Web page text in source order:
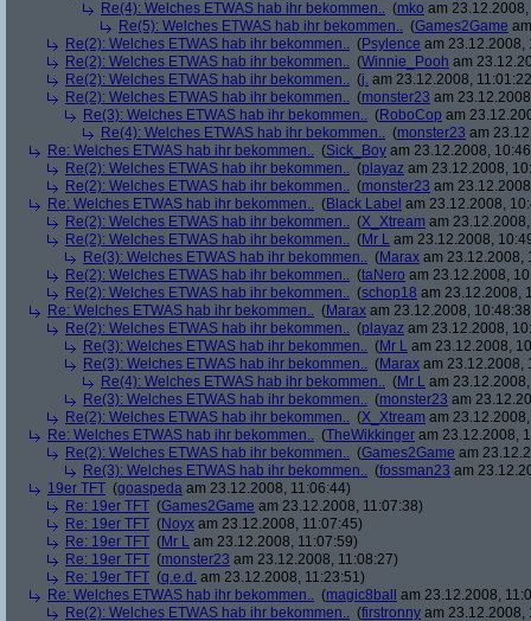
Re(4): Welches ETWAS hab ihr bekommen.. (mko am
Re(5): Welches ETWAS hab ihr bekommen.. (Games2Game
Re(2): Welches ETWAS hab ihr bekommen.. (Psylence am 23.12.2008,
Re(2): Welches ETWAS hab ihr bekommen.. (Winnie_Pooh am
Re(2): Welches ETWAS hab ihr bekommen.. (j. am 23.12.2008,
Re(2): Welches ETWAS hab ihr bekommen.. (monster23 am
Re(3): Welches ETWAS hab ihr bekommen.. (RoboCop am
Re(4): Welches ETWAS hab ihr bekommen.. (monster23 am
Re: Welches ETWAS hab ihr bekommen.. (Sick_Boy am 23.12.2008,
Re(2): Welches ETWAS hab ihr bekommen.. (playaz am 23.12.2008,
Re(2): Welches ETWAS hab ihr bekommen.. (monster23 am
Re: Welches ETWAS hab ihr bekommen.. (Black Label am 23.12.2008,
Re(2): Welches ETWAS hab ihr bekommen.. (X_Xtream am
Re(2): Welches ETWAS hab ihr bekommen.. (Mr L am 23.12.2008,
Re(3): Welches ETWAS hab ihr bekommen.. (Marax am 23.12.2008,
Re(2): Welches ETWAS hab ihr bekommen.. (taNero am 23.12.2008,
Re(2): Welches ETWAS hab ihr bekommen.. (schop18 am 23.12.2008,
Re: Welches ETWAS hab ihr bekommen.. (Marax am 23.12.2008,
Re(2): Welches ETWAS hab ihr bekommen.. (playaz am 23.12.2008,
Re(3): Welches ETWAS hab ihr bekommen.. (Mr L am 23.12.2008,
Re(3): Welches ETWAS hab ihr bekommen.. (Marax am 23.12.2008,
Re(4): Welches ETWAS hab ihr bekommen.. (Mr L am
Re(3): Welches ETWAS hab ihr bekommen.. (monster23 am
Re(2): Welches ETWAS hab ihr bekommen.. (X_Xtream am
Re: Welches ETWAS hab ihr bekommen.. (TheWikkinger am 23.12.2008,
Re(2): Welches ETWAS hab ihr bekommen.. (Games2Game am
Re(3): Welches ETWAS hab ihr bekommen.. (fossman23 am
19er TFT (goaspeda am 23.12.2008, 11:06:44)
Re: 19er TFT (Games2Game am 23.12.2008, 11:07:38)
Re: 19er TFT (Noyx am 23.12.2008, 11:07:45)
Re: 19er TFT (Mr L am 23.12.2008, 11:07:59)
Re: 19er TFT (monster23 am 23.12.2008, 11:08:27)
Re: 19er TFT (q.e.d. am 23.12.2008, 11:23:51)
Re: Welches ETWAS hab ihr bekommen.. (magic8ball
am 23.12.2008,
Re(2): Welches ETWAS hab ihr bekommen.. (firstronny am 23.12.2008,